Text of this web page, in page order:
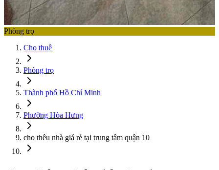
Phòng trọ
Cho thuê
Phòng trọ
Thành phố Hồ Chí Minh
Phường Hòa Hưng
cho thêu nhà giá rẻ tại trung tâm quận 10